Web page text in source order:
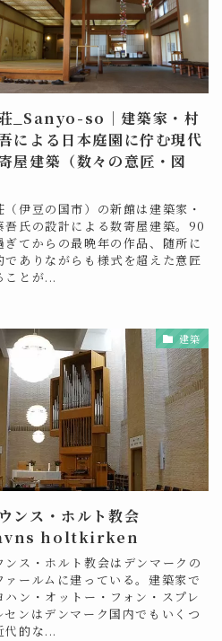
_Sanyo-so｜建築家・村
による日本庭園に佇む現代
屋建築（数々の意匠・図
（伊豆の国市）の新館は建築家・
吾氏の設計による数寄屋建築。90
ぎてからの最晩年の作品、随所に
でありながらも様式を超えた意匠
ことが...
建築
ンス・ホルト教会
holtkirken
ンス・ホルト教会はデンマークの
ァールムに建っている。建築家で
ハン・オットー・フォン・スプレ
センはデンマーク国内でもいくつ
代的な...